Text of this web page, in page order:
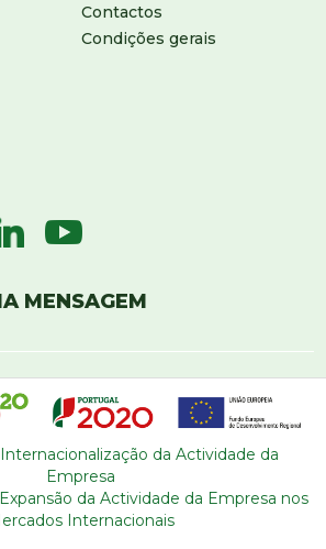
Contactos
Condições gerais
MENSAGEM
da Actividade da
Empresa
da Actividade da Empresa nos
Internacionais